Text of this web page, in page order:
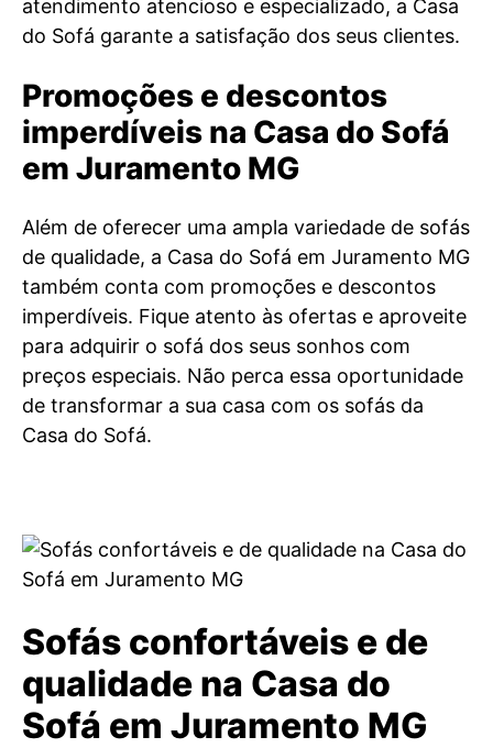
atendimento atencioso e especializado, a Casa
do Sofá garante a satisfação dos seus clientes.
Promoções e descontos
imperdíveis na Casa do Sofá
em Juramento MG
Além de oferecer uma ampla variedade de sofás
de qualidade, a Casa do Sofá em Juramento MG
também conta com promoções e descontos
imperdíveis. Fique atento às ofertas e aproveite
para adquirir o sofá dos seus sonhos com
preços especiais. Não perca essa oportunidade
de transformar a sua casa com os sofás da
Casa do Sofá.
Sofás confortáveis e de
qualidade na Casa do
Sofá em Juramento MG